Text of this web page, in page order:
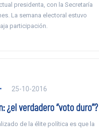
presidenta, con la Secretaría
La semana electoral estuvo
participación.
25-10-2016
¿el verdadero “voto duro”?
de la élite política es que la